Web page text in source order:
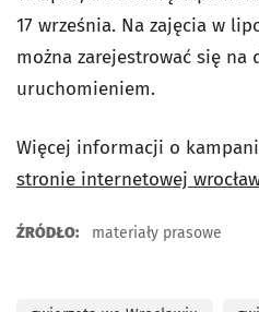
17 września. Na zajęcia w
można zarejestrować się na
uruchomieniem.
Więcej informacji o
stronie internetowej
ŹRÓDŁO: materiały prasowe